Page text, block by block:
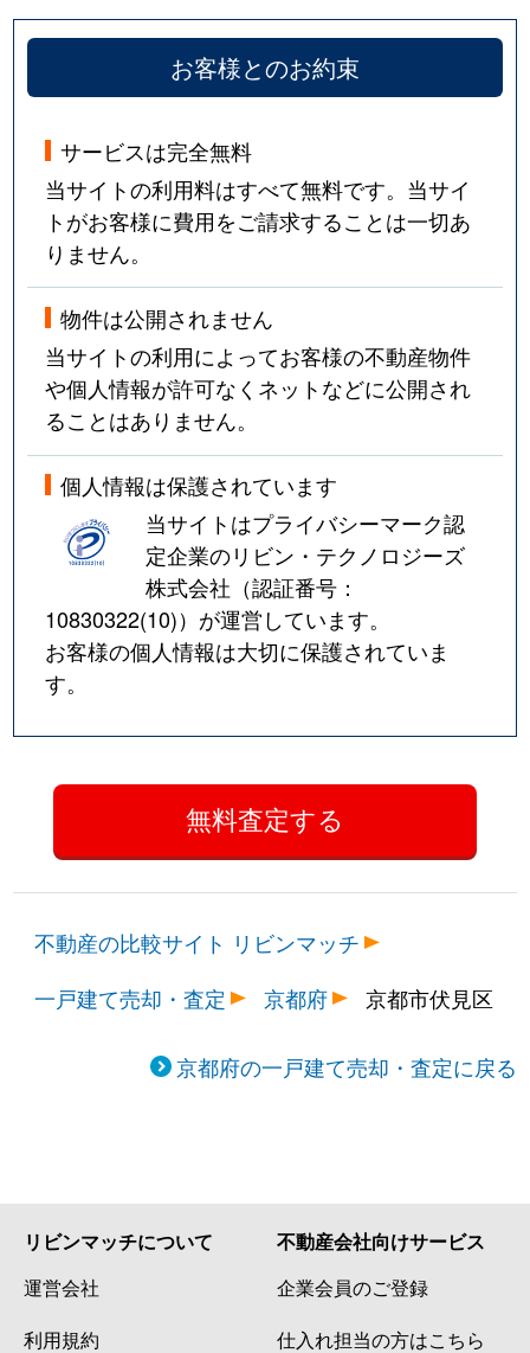
桃山町本多上野
2,800万円
桃山
桃山町本多上野
780万円
桃山町山ノ下
3,000万円
六地蔵(京
桃山町養斉
2,900万円
桃山南口
桃山町養斉
1,800万円
桃山南口
桃山町養斉
1,000万円
桃山南口
桃山羽柴長吉西町
1,300万円
丹波橋
桃山水野左近西町
9,100万円
丹波橋
桃山水野左近西町
2,600万円
丹波橋
桃山水野左近西町
2,800万円
桃山水野左近東町
5,400万円
近鉄丹波橋
桃山水野左近東町
4,800万円
桃山与五郎町
2,500万円
桃山南口
淀際目町
280万円
淀
8,300万円
お客様とのお約束
サービスは完全無料
当サイトの利用料はすべて無料です。当サイ
トがお客様に費用をご請求することは一切あ
りません。
物件は公開されません
当サイトの利用によってお客様の不動産物件
や個人情報が許可なくネットなどに公開され
ることはありません。
個人情報は保護されています
当サイトはプライバシーマーク認
定企業のリビン・テクノロジーズ
株式会社（認証番号：
10830322(10)）が運営しています。
お客様の個人情報は大切に保護されていま
す。
不動産の比較サイト リビンマッチ
一戸建て売却・査定
京都府 京都市伏見区
京都府の一戸建て売却・査定に戻る
リビンマッチについて
運営会社
利用規約
不動産会社向けサービス
企業会員のご登録
仕入れ担当の方はこちら